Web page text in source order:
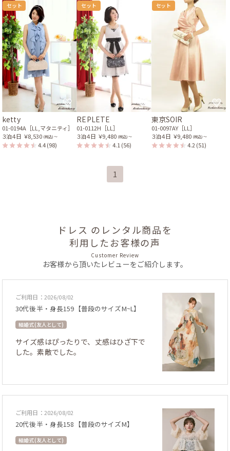
セット
ketty
01-0194A［LL,マタニティ］
３泊４日 ￥8,530 (税込) 〜
4.4(98)
セット
REPLETE
01-0112H［LL］
３泊４日 ￥9,480 (税込) 〜
4.1 (56)
セット
東京SOIR
01-0097AY［LL］
３泊４日 ￥9,480 (税込) 〜
4.2 (51)
1
ドレス のレンタル商品を
利用したお客様の声
Customer Review
お客様から頂いたレビューをご紹介します。
ご利用日：2026/08/02
30代後半・身長159【普段のサイズM~L】
結婚式 (友人として)
サイズ感はぴったりで、丈感はひざ下で
した。素敵でした。
ご利用日：2026/08/02
20代後半・身長158【普段のサイズM】
結婚式 (友人として)